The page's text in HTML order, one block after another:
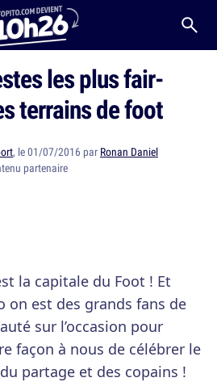
les plus fair-
terrains de foot
, le 01/07/2016 par Ronan Daniel
partenaire
la capitale du Foot ! Et
on est des grands fans de
sur l’occasion pour
façon à nous de célébrer le
partage et des copains !